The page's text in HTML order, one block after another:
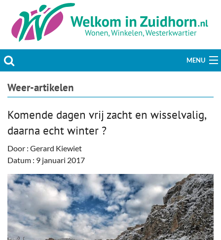
MENU
Actueel
Welzijn & Maatschappij
Bedrijven
Prikbord & Aanbiedingen
Plaats bericht
Weer-artikelen
Komende dagen vrij zacht en wisselvalig,
daarna echt winter ?
Door : Gerard Kiewiet
Datum : 9 januari 2017